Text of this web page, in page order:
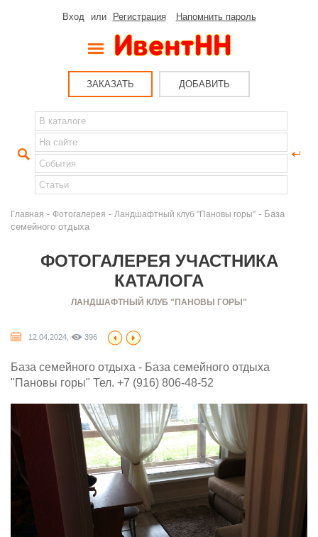
Вход или Регистрация Напомнить пароль
ЗАКАЗАТЬ ДОБАВИТЬ
Главная - Фотогалерея - Ландшафтный клуб "Пановы горы" - База
семейного отдыха
ФОТОГАЛЕРЕЯ УЧАСТНИКА
КАТАЛОГА
ЛАНДШАФТНЫЙ КЛУБ "ПАНОВЫ ГОРЫ"
12.04.2024, 396
База семейного отдыха - База семейного отдыха
"Пановы горы" Тел. +7 (916) 806-48-52